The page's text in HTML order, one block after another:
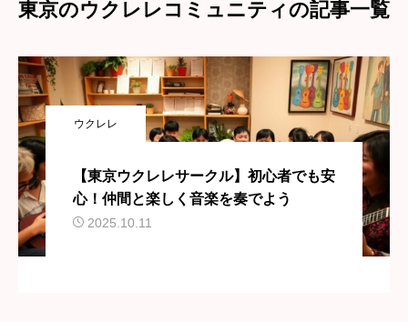
東京のウクレレコミュニティの記事一覧
ウクレレ
【東京ウクレレサークル】初心者でも安
心！仲間と楽しく音楽を奏でよう
2025.10.11